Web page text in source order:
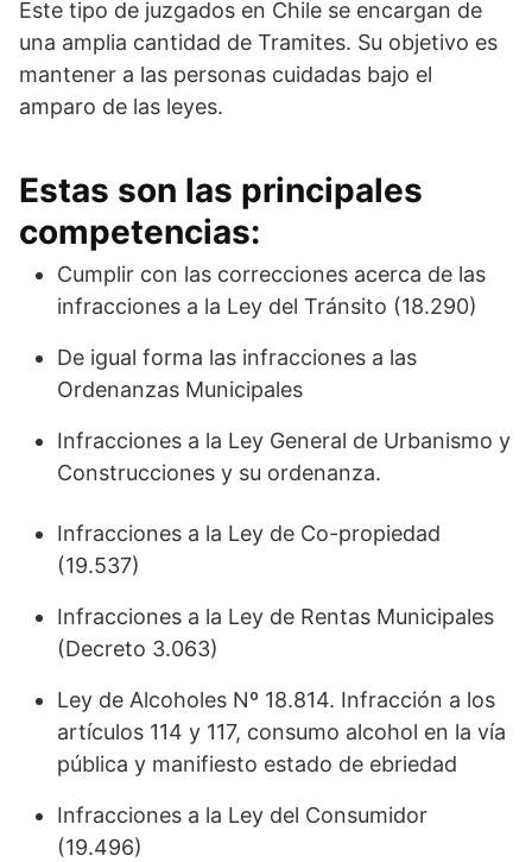
Este tipo de juzgados en Chile se encargan de
una amplia cantidad de Tramites. Su objetivo es
mantener a las personas cuidadas bajo el
amparo de las leyes.
Estas son las principales
competencias:
Cumplir con las correcciones acerca de las
infracciones a la Ley del Tránsito (18.290)
De igual forma las infracciones a las
Ordenanzas Municipales
Infracciones a la Ley General de Urbanismo y
Construcciones y su ordenanza.
Infracciones a la Ley de Co-propiedad
(19.537)
Infracciones a la Ley de Rentas Municipales
(Decreto 3.063)
Ley de Alcoholes Nº 18.814. Infracción a los
artículos 114 y 117, consumo alcohol en la vía
pública y manifiesto estado de ebriedad
Infracciones a la Ley del Consumidor
(19.496)